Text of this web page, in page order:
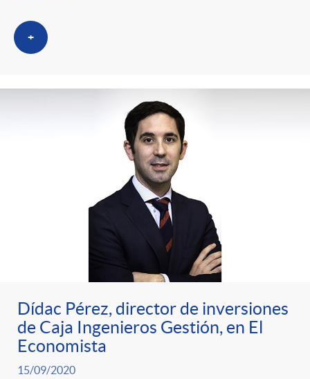
+
Dídac Pérez, director de inversiones
de Caja Ingenieros Gestión, en El
Economista
15/09/2020